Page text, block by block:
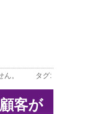
。 タグ:
客が